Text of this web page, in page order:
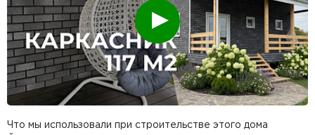
Смотреть
Что мы использовали при строительстве этого дома